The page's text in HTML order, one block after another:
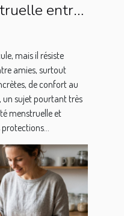
entre
mais il résiste
amies, surtout
de confort au
sujet pourtant très
menstruelle et